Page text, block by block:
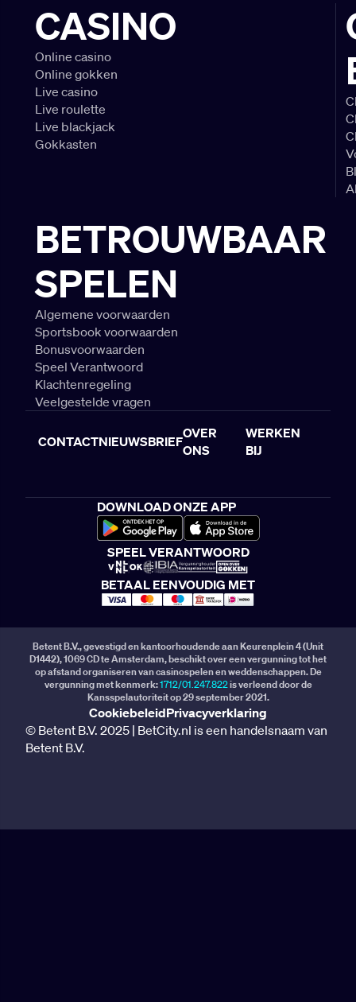
CASINO
Online casino
Online gokken
Live casino
Live roulette
Live blackjack
Gokkasten
BETROUWBAAR
SPELEN
Algemene voorwaarden
Sportsbook voorwaarden
Bonusvoorwaarden
Speel Verantwoord
Klachtenregeling
Veelgestelde vragen
CONTACTNIEUWSBRIEF
OVER
ONS
WERKEN
BIJ
DOWNLOAD ONZE APP
SPEEL VERANTWOORD
BETAAL EENVOUDIG MET
Betent B.V., gevestigd en kantoorhoudende aan Keurenplein 4 (Unit
D1442), 1069 CD te Amsterdam, beschikt over een vergunning tot het
op afstand organiseren van casinospelen en weddenschappen. De
vergunning met kenmerk:1712/01.247.822is verleend door de
Kansspelautoriteit op 29 september 2021.
CookiebeleidPrivacyverklaring
© Betent B.V. 2025 | BetCity.nl is een handelsnaam van
Betent B.V.